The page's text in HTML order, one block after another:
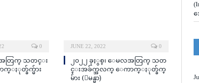
0
လအတြက္ သတင္း
ႏုတ္ခ်က္မ်ား
JUNE 22, 2022 0
၂၀၂၂ ခုႏွစ္၊ ေမလအတြက္ သတ
င္းအခ်က္အလက္ ေကာက္ႏုတ္ခ်က္
မ်ား (ျမန္မာ)